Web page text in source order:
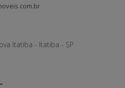
Itatiba - Itatiba - SP